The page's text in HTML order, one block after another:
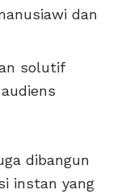
dan
solutif
dibangun
instan yang